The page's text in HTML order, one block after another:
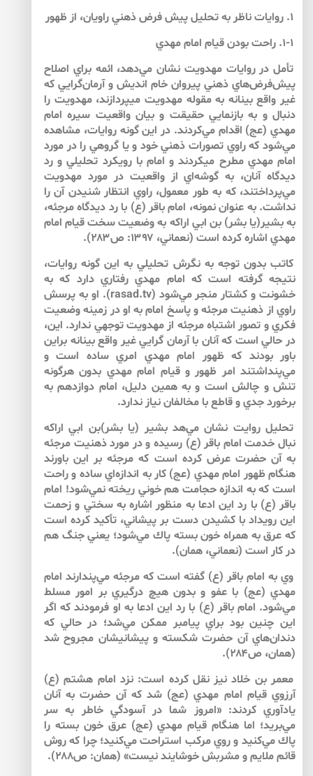
۱. روايات ناظر به تحليل پيش فرض ذهني راويان، از ظهور
۱-۱. راحت بودن قيام امام مهدي
تأمل در روايات مهدويت نشان مي‌دهد، ائمه براي اصلاح
پيش‌فرض‌هاي ذهني پيروان خام انديش و آرمان‌گرايي كه
غير واقع بينانه به مقوله مهدويت مي­پردازند، مهدويت را
دنبال و به بازنمايي حقيقت و بيان واقعيت سيره امام
مهدي (عج) اقدام مي‌كردند. در اين گونه روايات، مشاهده
مي‌شود كه راوي تصورات ذهني خود و يا گروهي را در مورد
امام مهدي مطرح مي­كردند و امام با رويكرد تحليلي و رد
ديدگاه آنان، به گوشه‌اي از واقعيت در مورد مهدويت
مي‌پرداختند، كه به طور معمول، راوي انتظار شنيدن آن را
نداشت. به عنوان نمونه، امام باقر (ع) با رد ديدگاه مرجئه،
به بشير(يا بشر) بن ابي اراكه به وضعيت سخت قيام امام
مهدي اشاره كرده است (نعماني، ۱۳۹۷: ص۲۸۳).
كاتب بدون توجه به نگرش تحليلي به اين گونه روايات،
نتيجه گرفته است كه امام مهدي رفتاري دارد كه به
خشونت و كشتار منجر مي‌شود (rasad.tv). او به پرسش
راوي از ذهنيت مرجئه و پاسخ امام به او در زمينه وضعيت
فكري و تصور اشتباه مرجئه از مهدويت توجهي ندارد. اين،
در حالي است كه آنان با آرمان گرايي غير واقع بينانه براين
باور بودند كه ظهور امام مهدي امري ساده است و
مي‌پنداشتند امر ظهور و قيام امام مهدي بدون هرگونه
تنش و چالش است و به همين دليل، امام دوازدهم به
برخورد جدي و قاطع با مخالفان نياز ندارد.
تحليل روايت نشان مي‌هد بشير (يا بشر)بن ابي اراكه
نبال خدمت امام باقر (ع) رسيده و در مورد ذهنيت مرجئه
به آن حضرت عرض كرده است كه مرجئه بر اين باورند
هنگام ظهور امام مهدي (عج) كار به اندازه‌اي ساده و راحت
است كه به اندازه حجامت هم خوني ريخته نمي‌شود! امام
باقر (ع) با رد اين ادعا به منظور اشاره به سختي و زحمت
اين رويداد با كشيدن دست بر پيشاني، تأكيد كرده است
كه عرق به همراه خون بسته پاك مي‌شود؛ يعني جنگ هم
در كار است (نعماني، همان).
وي به امام باقر (ع) گفته است كه مرجئه مي‌پندارند امام
مهدي (عج) با عفو و بدون هيچ درگيري بر امور مسلط
مي‌شود. امام باقر (ع) با رد اين ادعا به او فرمودند كه اگر
اين چنين بود براي پيامبر ممكن مي‌شد؛ در حالي كه
دندان‌هاي آن حضرت شكسته و پيشاني­شان مجروح شد
(همان، ص۲۸۴).
معمر بن خلاد نيز نقل كرده است: نزد امام هشتم (ع)
آرزوي قيام امام مهدي (عج) شد كه آن حضرت به آنان
يادآوري كردند: «امروز شما در آسودگي خاطر به سر
مي‌بريد؛ اما هنگام قيام مهدي (عج) عرق خون بسته را
پاك مي‌كنيد و روي مركب استراحت مي‌كنيد؛ چرا كه روش
قائم ملايم و مشربش خوشايند نيست» (همان: ص۲۸۸).